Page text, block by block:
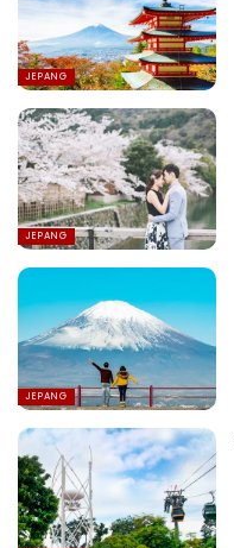
JEPANG
JEPANG
JEPANG